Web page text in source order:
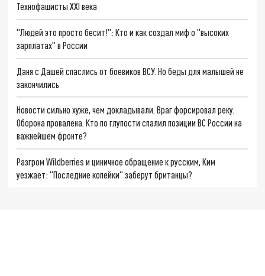
Технофашисты XXI века
"Людей это просто бесит!": Кто и как создал миф о "высоких
зарплатах" в России
Даня с Дашей спаслись от боевиков ВСУ. Но беды для малышей не
закончились
Новости сильно хуже, чем докладывали. Враг форсировал реку.
Оборона провалена. Кто по глупости спалил позиции ВС России на
важнейшем фронте?
Разгром Wildberries и циничное обращение к русским, Ким
уезжает: "Последние копейки" заберут британцы?